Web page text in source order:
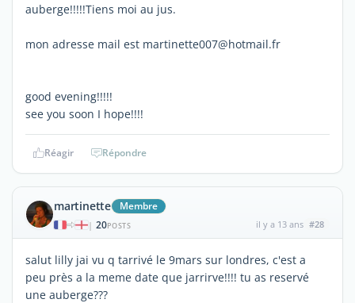
auberge!!!!!Tiens moi au jus.
mon adresse mail est martinette007@hotmail.fr
good evening!!!!!
see you soon I hope!!!!
Réagir Répondre
martinette Membre
| 20POSTS il y a 13 ans #28
salut lilly jai vu q tarrivé le 9mars sur londres, c'est a
peu près a la meme date que jarrirve!!!! tu as reservé
une auberge???